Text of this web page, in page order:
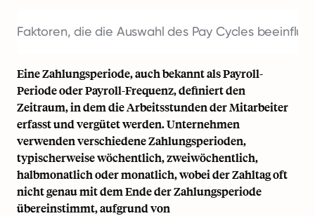
Faktoren, die die Auswahl des Pay Cycles
Eine Zahlungsperiode, auch bekannt als Payroll-
Periode oder Payroll-Frequenz, definiert den
Zeitraum, in dem die Arbeitsstunden der Mitarbeiter
erfasst und vergütet werden. Unternehmen
verwenden verschiedene Zahlungsperioden,
typischerweise wöchentlich, zweiwöchentlich,
halbmonatlich oder monatlich, wobei der Zahltag oft
nicht genau mit dem Ende der Zahlungsperiode
übereinstimmt, aufgrund von